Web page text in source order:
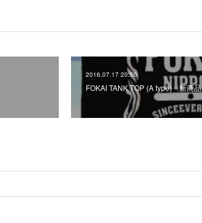
2016.07.17 20:50
FOKAI TANK TOP (A type)〈新商